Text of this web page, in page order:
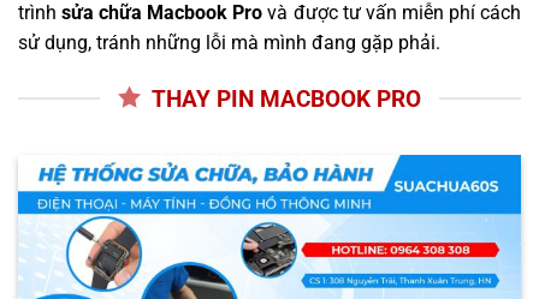
trìnhsửa chữa Macbook Pro và được tư vấn miễn phí cách
sử dụng, tránh những lỗi mà mình đang gặp phải.
THAY PIN MACBOOK PRO